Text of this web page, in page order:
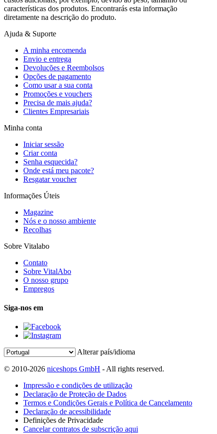
características dos produtos. Encontrarás esta informação
diretamente na descrição do produto.
Ajuda & Suporte
A minha encomenda
Envio e entrega
Devoluções e Reembolsos
Opções de pagamento
Como usar a sua conta
Promoções e vouchers
Precisa de mais ajuda?
Clientes Empresariais
Minha conta
Iniciar sessão
Criar conta
Senha esquecida?
Onde está meu pacote?
Resgatar voucher
Informações Úteis
Magazine
Nós e o nosso ambiente
Recolhas
Sobre Vitalabo
Contato
Sobre VitalAbo
O nosso grupo
Empregos
Siga-nos em
Alterar país/idioma
© 2010-2026 niceshops GmbH - All rights reserved.
Impressão e condições de utilização
Declaração de Proteção de Dados
Termos e Condições Gerais e Política de Cancelamento
Declaração de acessibilidade
Definições de Privacidade
Cancelar contratos de subscrição aqui